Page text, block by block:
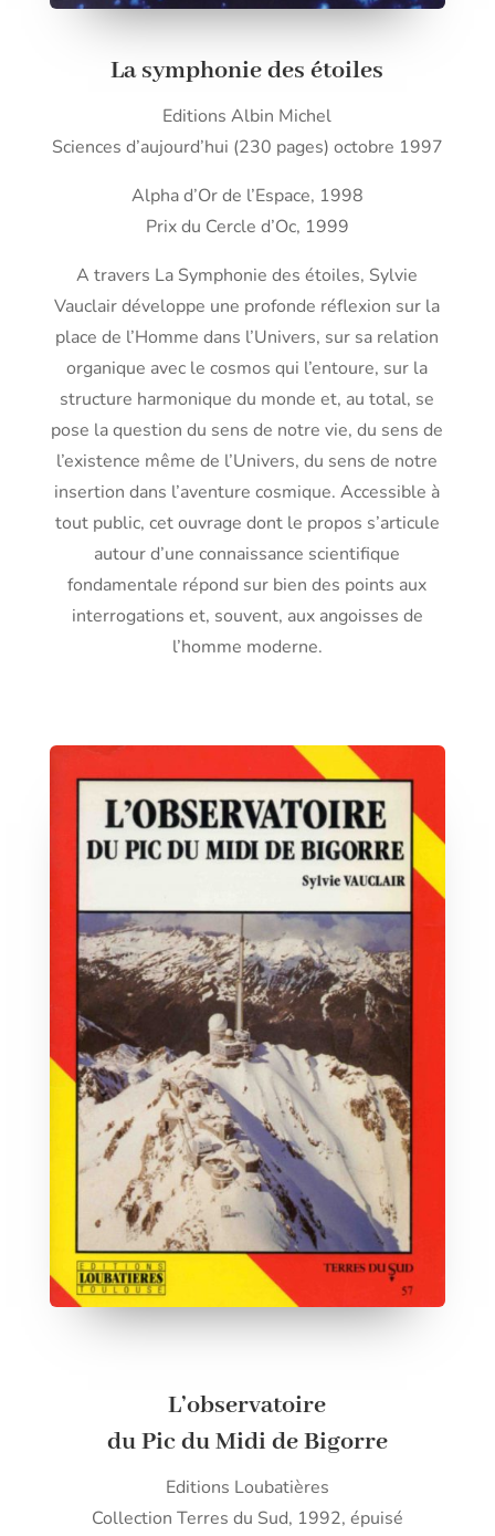
La symphonie des étoiles
Editions Albin Michel
Sciences d’aujourd’hui (230 pages) octobre 1997
Alpha d’Or de l’Espace, 1998
Prix du Cercle d’Oc, 1999
A travers La Symphonie des étoiles, Sylvie
Vauclair développe une profonde réflexion sur la
place de l’Homme dans l’Univers, sur sa relation
organique avec le cosmos qui l’entoure, sur la
structure harmonique du monde et, au total, se
pose la question du sens de notre vie, du sens de
l’existence même de l’Univers, du sens de notre
insertion dans l’aventure cosmique. Accessible à
tout public, cet ouvrage dont le propos s’articule
autour d’une connaissance scientifique
fondamentale répond sur bien des points aux
interrogations et, souvent, aux angoisses de
l’homme moderne.
L’observatoire
du Pic du Midi de Bigorre
Editions Loubatières
Collection Terres du Sud, 1992, épuisé